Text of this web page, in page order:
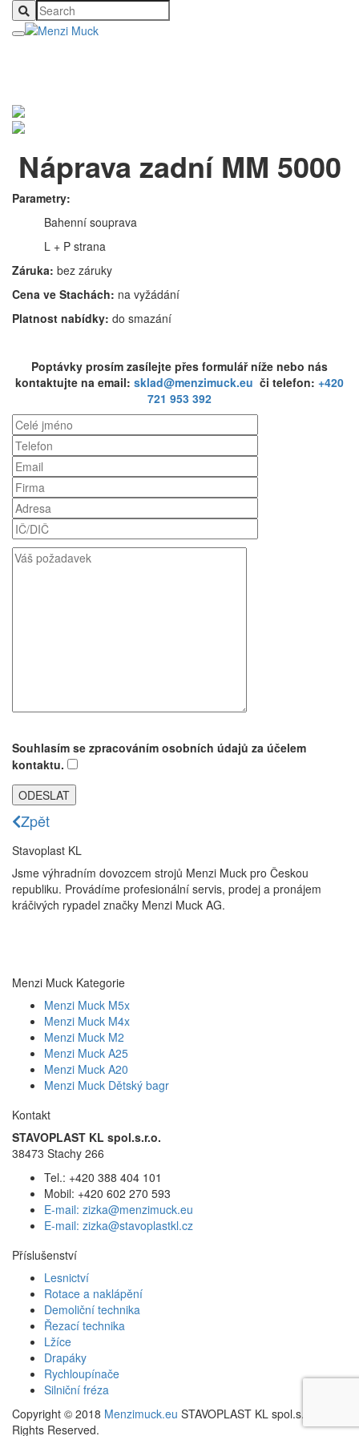
Náprava zadní MM 5000
Parametry:
Bahenní souprava
L + P strana
Záruka: bez záruky
Cena ve Stachách: na vyžádání
Platnost nabídky: do smazání
Poptávky prosím zasílejte přes formulář níže nebo nás
kontaktujte na email: sklad@menzimuck.eu či telefon: +420
721 953 392
Souhlasím se zpracováním osobních údajů za účelem
kontaktu.
Zpět
Stavoplast KL
Jsme výhradním dovozcem strojů Menzi Muck pro Českou
republiku. Provádíme profesionální servis, prodej a pronájem
kráčivých rypadel značky Menzi Muck AG.
Menzi Muck Kategorie
Menzi Muck M5x
Menzi Muck M4x
Menzi Muck M2
Menzi Muck A25
Menzi Muck A20
Menzi Muck Dětský bagr
Kontakt
STAVOPLAST KL spol.s.r.o.
38473 Stachy 266
Tel.: +420 388 404 101
Mobil: +420 602 270 593
E-mail: zizka@menzimuck.eu
E-mail: zizka@stavoplastkl.cz
Příslušenství
Lesnictví
Rotace a naklápění
Demoliční technika
Řezací technika
Lžíce
Drapáky
Rychloupínače
Silniční fréza
Copyright © 2018 Menzimuck.eu STAVOPLAST KL spol.s.r.o. All
Rights Reserved.